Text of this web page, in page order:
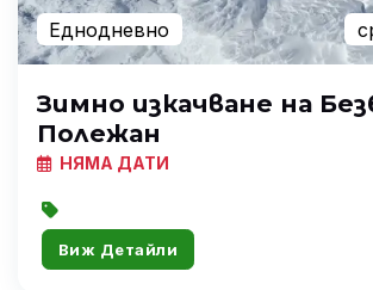
Еднодневно
Зимно изкачване на
Полежан
НЯМА ДАТИ
Виж Детайли